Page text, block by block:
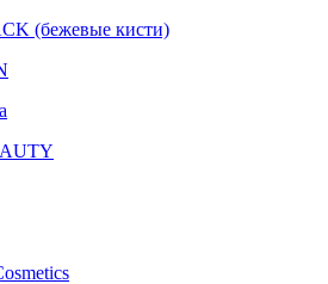
(бежевые кисти)